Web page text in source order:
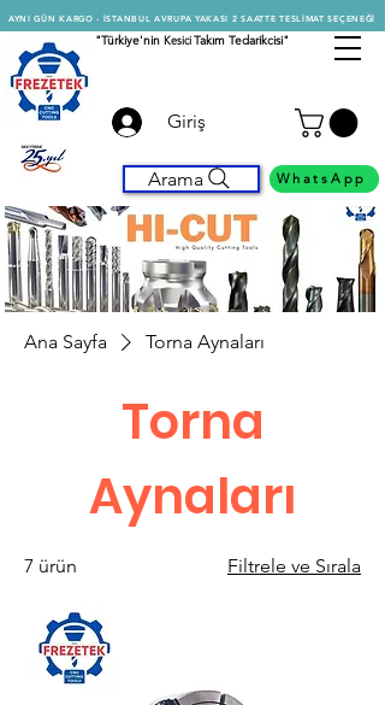
AYNI GÜN KARGO - İSTANBUL AVRUPA YAKASI 2 SAATTE TESLİMAT SEÇENEĞİ
"Türkiye'nin KesiciTakım Tedarikcisi"
Giriş
Arama WhatsApp
Ana Sayfa Torna Aynaları
Torna
Aynaları
7 ürün Filtrele ve Sırala